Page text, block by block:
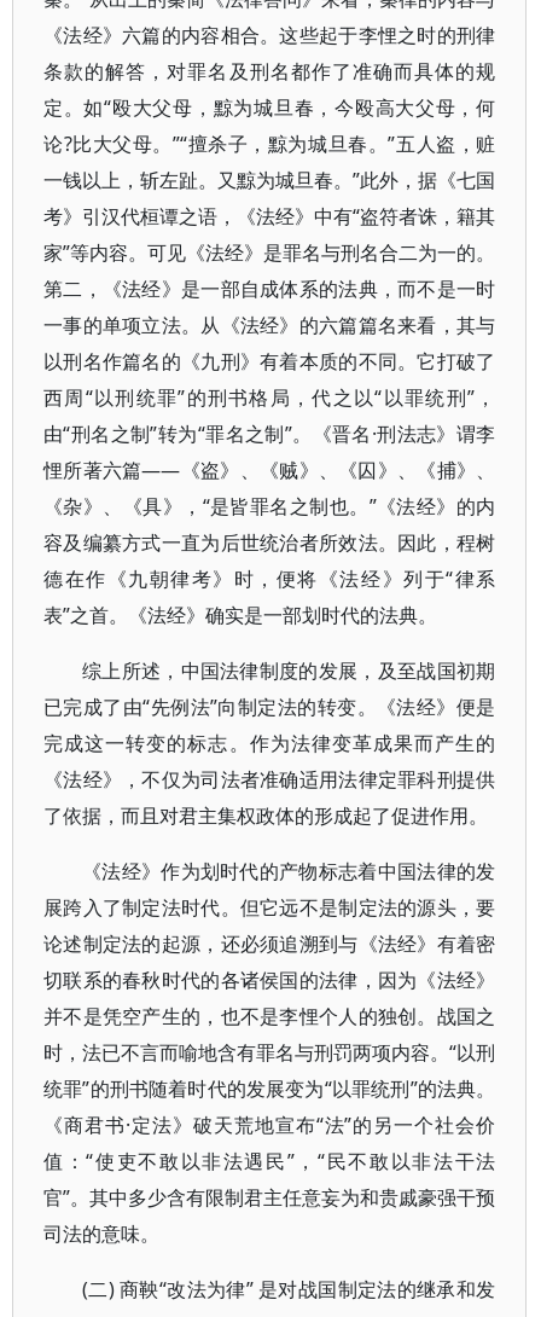
《法经》六篇的内容相合。这些起于李悝之时的刑律
条款的解答，对罪名及刑名都作了准确而具体的规
定。如“殴大父母，黥为城旦春，今殴高大父母，何
论?比大父母。”“擅杀子，黥为城旦春。”五人盗，赃
一钱以上，斩左趾。又黥为城旦春。”此外，据《七国
考》引汉代桓谭之语，《法经》中有“盗符者诛，籍其
家”等内容。可见《法经》是罪名与刑名合二为一的。
第二，《法经》是一部自成体系的法典，而不是一时
一事的单项立法。从《法经》的六篇篇名来看，其与
以刑名作篇名的《九刑》有着本质的不同。它打破了
西周“以刑统罪”的刑书格局，代之以“以罪统刑”，
由“刑名之制”转为“罪名之制”。《晋名·刑法志》谓李
悝所著六篇——《盗》、《贼》、《囚》、《捕》、
《杂》、《具》，“是皆罪名之制也。”《法经》的内
容及编纂方式一直为后世统治者所效法。因此，程树
德在作《九朝律考》时，便将《法经》列于“律系
表”之首。《法经》确实是一部划时代的法典。
综上所述，中国法律制度的发展，及至战国初期
已完成了由“先例法”向制定法的转变。《法经》便是
完成这一转变的标志。作为法律变革成果而产生的
《法经》，不仅为司法者准确适用法律定罪科刑提供
了依据，而且对君主集权政体的形成起了促进作用。
《法经》作为划时代的产物标志着中国法律的发
展跨入了制定法时代。但它远不是制定法的源头，要
论述制定法的起源，还必须追溯到与《法经》有着密
切联系的春秋时代的各诸侯国的法律，因为《法经》
并不是凭空产生的，也不是李悝个人的独创。战国之
时，法已不言而喻地含有罪名与刑罚两项内容。“以刑
统罪”的刑书随着时代的发展变为“以罪统刑”的法典。
《商君书·定法》破天荒地宣布“法”的另一个社会价
值：“使吏不敢以非法遇民”，“民不敢以非法干法
官”。其中多少含有限制君主任意妄为和贵戚豪强干预
司法的意味。
(二) 商鞅“改法为律” 是对战国制定法的继承和发